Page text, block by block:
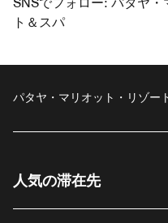
SNSでフォロー: パタヤ・
ト＆スパ
パタヤ・マリオット・リゾー
人気の滞在先